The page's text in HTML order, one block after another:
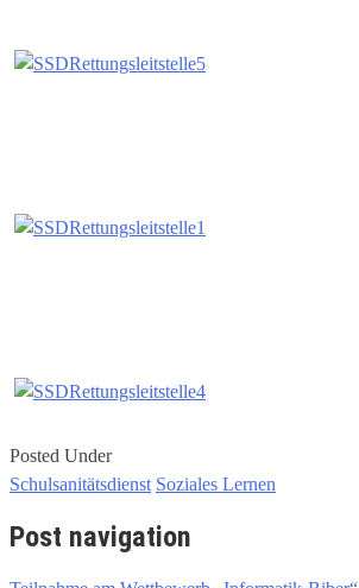
Posted Under
Schulsanitätsdienst Soziales Lernen
Post navigation